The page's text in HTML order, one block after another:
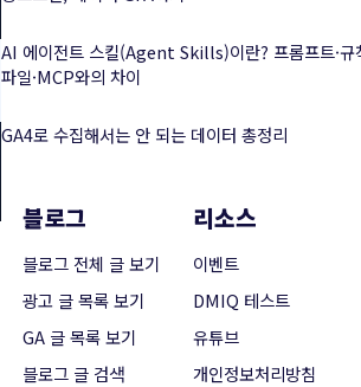
AI 에이전트 스킬(Agent Skills)이란? 프롬프트·규
파일·MCP와의 차이
GA4로 수집해서는 안 되는 데이터 총정리
블로그
블로그 전체 글 보기
광고 글 목록 보기
GA 글 목록 보기
블로그 글 검색
리소스
이벤트
DMIQ 테스트
유튜브
개인정보처리방침